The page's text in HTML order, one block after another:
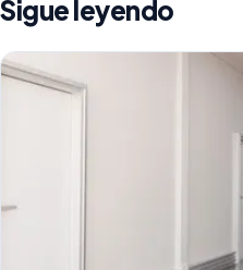
Sigue leyendo